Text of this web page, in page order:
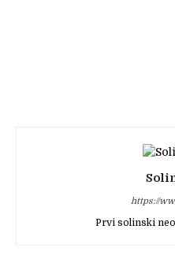
https://
Prvi solinski